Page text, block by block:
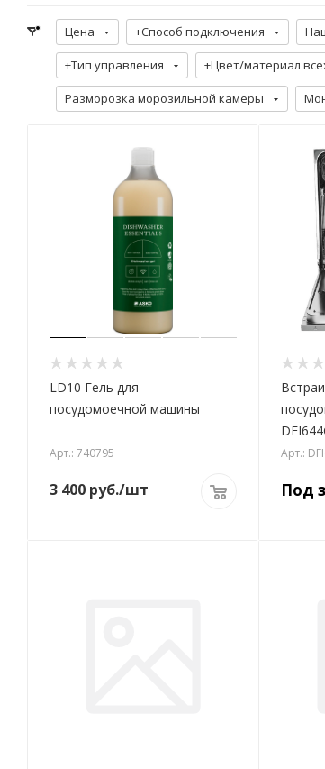
Цена +Способ подключения
+Тип управления +Цвет/материал
Разморозка морозильной камеры
LD10 Гель для
посудомоечной машины
Арт.: 740795
3 400 руб./шт
Арт.:
Под